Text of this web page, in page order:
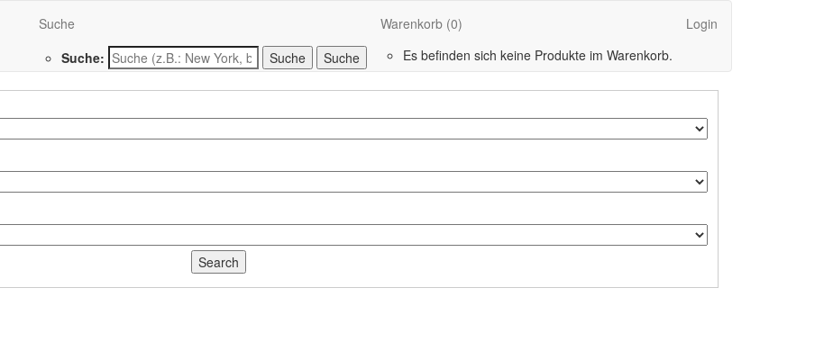
Suche
Suche:
Suche
Warenkorb (0)
Es befinden sich keine Produkte im Warenkorb.
Login